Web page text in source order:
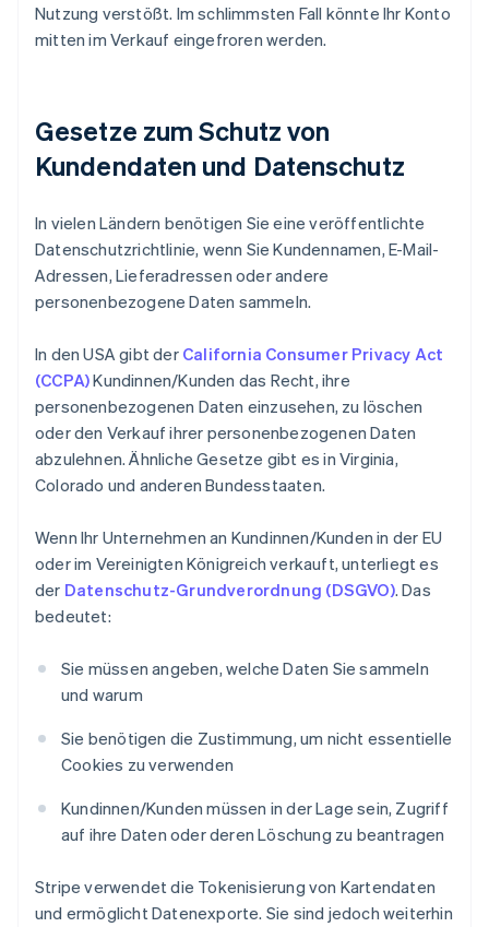
Nutzung verstößt. Im schlimmsten Fall könnte Ihr Konto
mitten im Verkauf eingefroren werden.
Gesetze zum Schutz von
Kundendaten und Datenschutz
In vielen Ländern benötigen Sie eine veröffentlichte
Datenschutzrichtlinie, wenn Sie Kundennamen, E-Mail-
Adressen, Lieferadressen oder andere
personenbezogene Daten sammeln.
In den USA gibt der California Consumer Privacy Act
(CCPA)Kundinnen/Kunden das Recht, ihre
personenbezogenen Daten einzusehen, zu löschen
oder den Verkauf ihrer personenbezogenen Daten
abzulehnen. Ähnliche Gesetze gibt es in Virginia,
Colorado und anderen Bundesstaaten.
Wenn Ihr Unternehmen an Kundinnen/Kunden in der EU
oder im Vereinigten Königreich verkauft, unterliegt es
der Datenschutz-Grundverordnung (DSGVO). Das
bedeutet:
Sie müssen angeben, welche Daten Sie sammeln
und warum
Sie benötigen die Zustimmung, um nicht essentielle
Cookies zu verwenden
Kundinnen/Kunden müssen in der Lage sein, Zugriff
auf ihre Daten oder deren Löschung zu beantragen
Stripe verwendet die Tokenisierung von Kartendaten
und ermöglicht Datenexporte. Sie sind jedoch weiterhin